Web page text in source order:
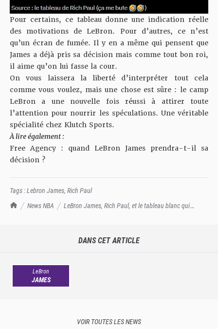
TrashTalk Actu NBA
News NBA
LeBron James, Rich Paul, et le tableau blanc qui
Pour certains, ce tableau donne une indication réelle
des motivations de LeBron. Pour d’autres, ce n’est
qu’un écran de fumée. Il y en a même qui pensent que
James a déjà pris sa décision mais comme tout bon roi,
il aime qu’on lui fasse la cour.
On vous laissera la liberté d’interpréter tout cela
comme vous voulez, mais une chose est sûre : le camp
LeBron a une nouvelle fois réussi à attirer toute
l’attention pour nourrir les spéculations. Une véritable
spécialité chez Klutch Sports.
À lire également :
Free Agency : quand LeBron James prendra-t-il sa
décision ?
Tags :Lebron James, Rich Paul
DANS CET ARTICLE
LeBron
JAMES
VOIR TOUTES LES NEWS